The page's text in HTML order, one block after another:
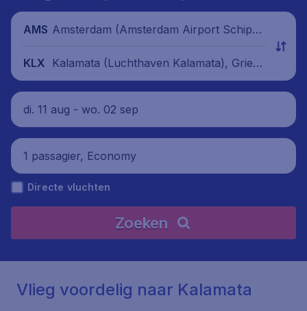
AMS Amsterdam (Amsterdam Airport Schipho
KLX Kalamata (Luchthaven Kalamata), Grieke
nland
di. 11 aug - wo. 02 sep
1 passagier, Economy
Directe vluchten
Zoeken
Vlieg voordelig naar Kalamata